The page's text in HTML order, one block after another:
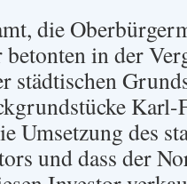
die
in der
städtischen
Umsetzung des
und dass der